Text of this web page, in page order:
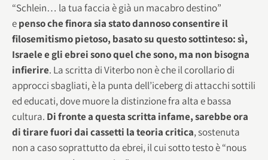
“Schlein… la tua faccia è già un macabro destino”
epenso che finora sia stato dannoso consentire il
filosemitismo pietoso, basato su questo sottinteso: sì,
Israele e gli ebrei sono quel che sono, ma non bisogna
infierire. La scritta di Viterbo non è che il corollario di
approcci sbagliati, è la punta dell’iceberg di attacchi sottili
ed educati, dove muore la distinzione fra alta e bassa
cultura. Di fronte a questa scritta infame, sarebbe ora
di tirare fuori dai cassetti la teoria critica, sostenuta
non a caso soprattutto da ebrei, il cui sotto testo è “nous